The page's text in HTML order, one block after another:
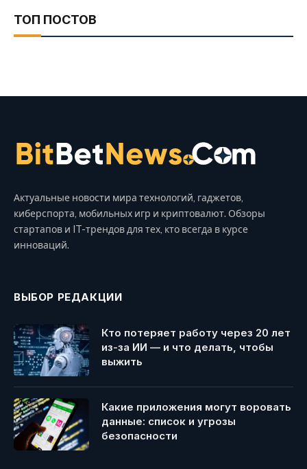
ТОП ПОСТОВ
Актуальные новости мира технологий, гаджетов,
киберспорта, мобильных игр и криптовалют. Обзоры
стартапов и IT-трендов для тех, кто всегда в курсе
инноваций.
ВЫБОР РЕДАКЦИИ
Кто потеряет работу через 20 лет
из-за ИИ — и что делать, чтобы
выжить
Какие приложения могут воровать
данные: список и угрозы
безопасности